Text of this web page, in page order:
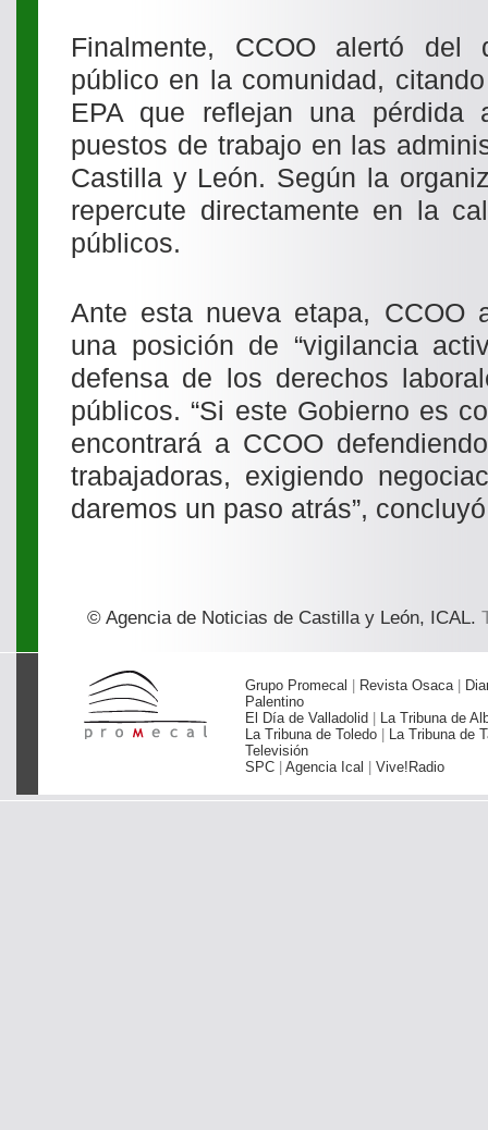
Finalmente, CCOO alertó del
público en la comunidad,
EPA que reflejan una pérdida
puestos de trabajo en las
Castilla y León. Según la
repercute directamente en la
públicos.
Ante esta nueva etapa, CCOO
una posición de “vigilancia
defensa de los derechos
públicos. “Si este Gobierno es
encontrará a CCOO
trabajadoras, exigiendo
daremos un paso atrás”,
© Agencia de Noticias de Castilla y León, ICAL.
Grupo Promecal Revista Osaca|
Palentino
El Día de Valladolid
La Tribuna de
La Tribuna de Toledo
La Tribuna de
Televisión
SPC
Agencia Ical Vive!Radio